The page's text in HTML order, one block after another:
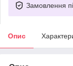
Замовлення
Опис